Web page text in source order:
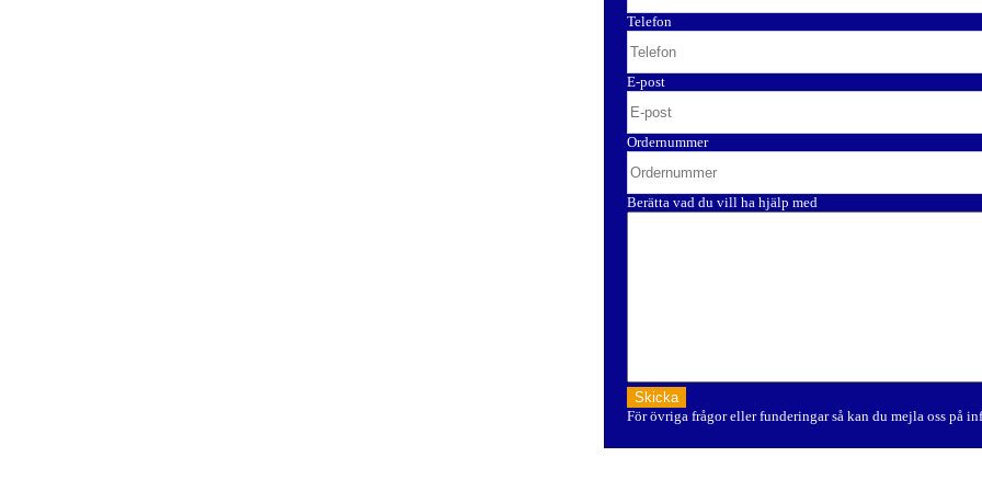
Telefon
E-post
Ordernummer
Berätta vad du vill ha hjälp med
För övriga frågor eller funderingar så kan du mejla oss på